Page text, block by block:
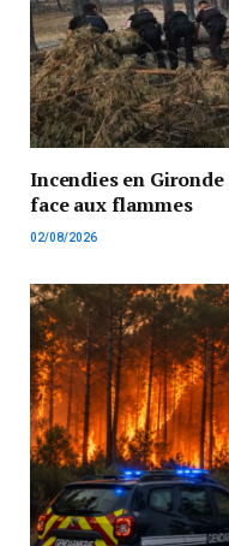
Incendies en
face aux flammes
02/08/2026